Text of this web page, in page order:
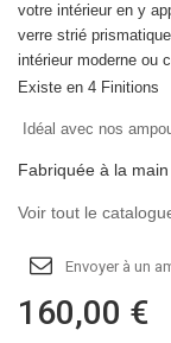
votre intérieur en y
verre strié
intérieur moderne ou
Existe en 4 Finitions
Idéal avec nos
Fabriquée à la
Voir tout le
Envoyer à un
160,00 €